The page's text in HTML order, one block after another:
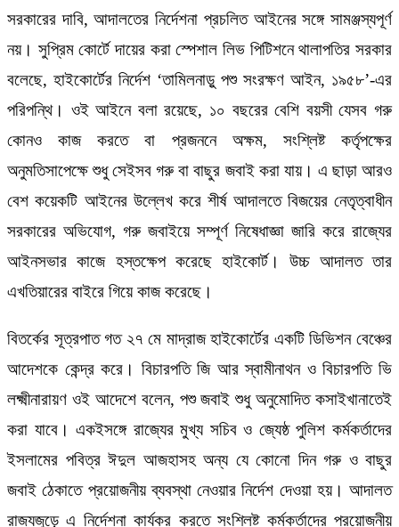
সরকারের দাবি, আদালতের নির্দেশনা প্রচলিত আইনের সঙ্গে সামঞ্জস্যপূর্ণ
নয়। সুপ্রিম কোর্টে দায়ের করা স্পেশাল লিভ পিটিশনে থালাপতির সরকার
বলেছে, হাইকোর্টের নির্দেশ ‘তামিলনাড়ু পশু সংরক্ষণ আইন, ১৯৫৮’-এর
পরিপন্থি। ওই আইনে বলা রয়েছে, ১০ বছরের বেশি বয়সী যেসব গরু
কোনও কাজ করতে বা প্রজননে অক্ষম, সংশ্লিষ্ট কর্তৃপক্ষের
অনুমতিসাপেক্ষে শুধু সেইসব গরু বা বাছুর জবাই করা যায়। এ ছাড়া আরও
বেশ কয়েকটি আইনের উল্লেখ করে শীর্ষ আদালতে বিজয়ের নেতৃত্বাধীন
সরকারের অভিযোগ, গরু জবাইয়ে সম্পূর্ণ নিষেধাজ্ঞা জারি করে রাজ্যের
আইনসভার কাজে হস্তক্ষেপ করেছে হাইকোর্ট। উচ্চ আদালত তার
এখতিয়ারের বাইরে গিয়ে কাজ করেছে।
বিতর্কের সূত্রপাত গত ২৭ মে মাদ্রাজ হাইকোর্টের একটি ডিভিশন বেঞ্চের
আদেশকে কেন্দ্র করে। বিচারপতি জি আর স্বামীনাথন ও বিচারপতি ভি
লক্ষ্মীনারায়ণ ওই আদেশে বলেন, পশু জবাই শুধু অনুমোদিত কসাইখানাতেই
করা যাবে। একইসঙ্গে রাজ্যের মুখ্য সচিব ও জ্যেষ্ঠ পুলিশ কর্মকর্তাদের
ইসলামের পবিত্র ঈদুল আজহাসহ অন্য যে কোনো দিন গরু ও বাছুর
জবাই ঠেকাতে প্রয়োজনীয় ব্যবস্থা নেওয়ার নির্দেশ দেওয়া হয়। আদালত
রাজ্যজুড়ে এ নির্দেশনা কার্যকর করতে সংশ্লিষ্ট কর্মকর্তাদের প্রয়োজনীয়